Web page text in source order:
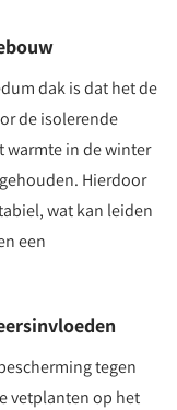
dak is dat het de
de isolerende
warmte in de winter
Hierdoor
wat kan leiden
een
tegen
vetplanten op het